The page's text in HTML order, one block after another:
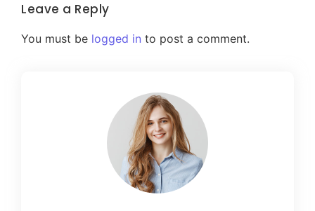
Leave a Reply
You must be logged in to post a comment.